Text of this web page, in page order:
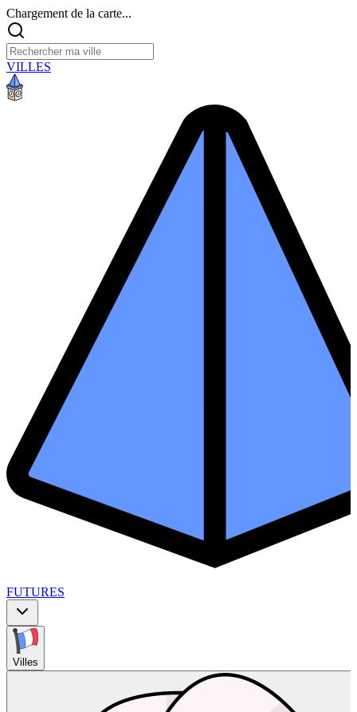
Chargement de la carte...
VILLES
FUTURES
Villes